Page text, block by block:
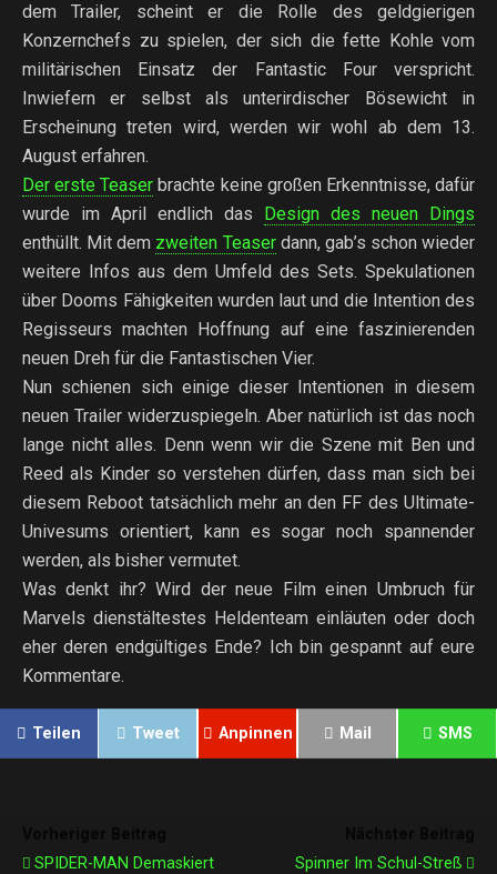
dem Trailer, scheint er die Rolle des geldgierigen
Konzernchefs zu spielen, der sich die fette Kohle vom
militärischen Einsatz der Fantastic Four verspricht.
Inwiefern er selbst als unterirdischer Bösewicht in
Erscheinung treten wird, werden wir wohl ab dem 13.
August erfahren.
Der erste Teaser brachte keine großen Erkenntnisse, dafür
wurde im April endlich das Design des neuen Dings
enthüllt. Mit dem zweiten Teaserdann, gab’s schon wieder
weitere Infos aus dem Umfeld des Sets. Spekulationen
über Dooms Fähigkeiten wurden laut und die Intention des
Regisseurs machten Hoffnung auf eine faszinierenden
neuen Dreh für die Fantastischen Vier.
Nun schienen sich einige dieser Intentionen in diesem
neuen Trailer widerzuspiegeln. Aber natürlich ist das noch
lange nicht alles. Denn wenn wir die Szene mit Ben und
Reed als Kinder so verstehen dürfen, dass man sich bei
diesem Reboot tatsächlich mehr an den FF des Ultimate-
Univesums orientiert, kann es sogar noch spannender
werden, als bisher vermutet.
Was denkt ihr? Wird der neue Film einen Umbruch für
Marvels dienstältestes Heldenteam einläuten oder doch
eher deren endgültiges Ende? Ich bin gespannt auf eure
Kommentare.
Teilen Tweet Anpinnen Mail SMS
SPIDER-MAN Demaskiert
Spinner Im Schul-Streß